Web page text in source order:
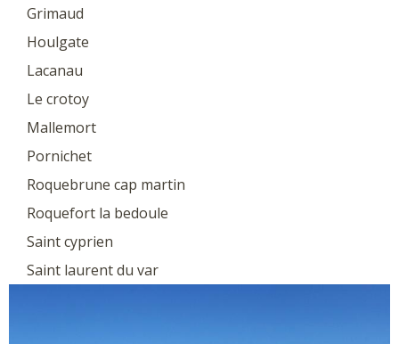
Grimaud
Houlgate
Lacanau
Le crotoy
Mallemort
Pornichet
Roquebrune cap martin
Roquefort la bedoule
Saint cyprien
Saint laurent du var